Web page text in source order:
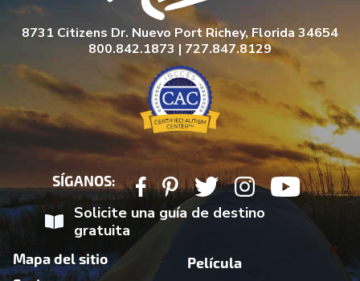
8731 Citizens Dr. Nuevo Port Richey, Florida 34654
800.842.1873 | 727.847.8129
SÍGANOS:
Solicite una guía de destino
gratuita
Mapa del sitio
Película